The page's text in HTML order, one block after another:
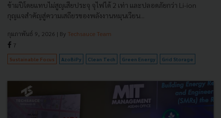
ข้ามปีโดยแทบไม่สูญเสียประจุ จุไฟได้ 2 เท่า และปลอดภัยกว่า Li-ion
กุญแจสำคัญสู่ความเสถียรของพลังงานหมุนเวียน...
กุมภาพันธ์ 9, 2026 | By Techsauce Team
7
Sustainable Focus AzoBiPy Clean Tech Green Energy Grid Storage